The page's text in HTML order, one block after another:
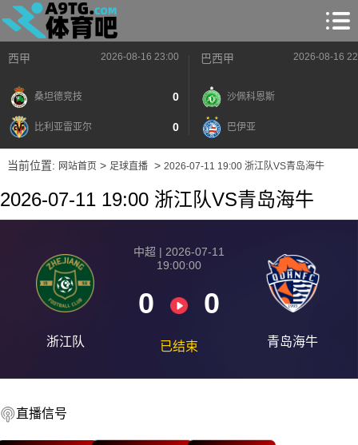
西甲 2026-08-16 23:00
桑坦德竞技 0
比利亚雷亚尔 0
巴西甲 2026-08-16
沙佩科恩斯
巴伊亚
当前位置: 网站首页> 足球直播> 2026-07-11 19:00 浙江队VS青岛海牛
2026-07-11 19:00 浙江队VS青岛海牛
浙江队
中超 | 2026-07-11
19:00:00
0 0
已结束 青岛海牛
直播信号
2026-08-16 【中超】 浙江队VS青岛海牛